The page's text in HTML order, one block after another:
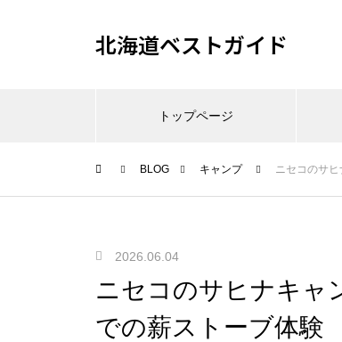
北海道ベストガイド
トップページ
BLOG キャンプ ニセコのサ
2026.06.04
ニセコのサヒナキャ
での薪ストーブ体験